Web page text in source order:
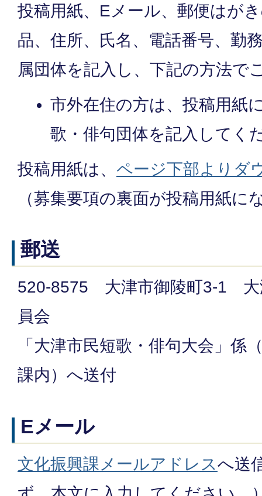
投稿用紙、Eメール、郵便はが
品、住所、氏名、電話番号、勤
属団体を記入し、下記の方法で
市外在住の方は、投稿用紙
歌・俳句団体を記入してく
投稿用紙は、 ページ下部よりダ
（募集要項の裏面が投稿用紙に
郵送
520-8575 大津市御陵町3-1 大
員会
「大津市民短歌・俳句大会」係
課内）へ送付
Eメール
文化振興課メールアドレスへ送